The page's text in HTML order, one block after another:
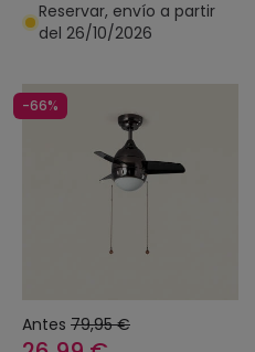
Reservar, envío a partir
del 26/10/2026
-66%
Antes 79,95 €